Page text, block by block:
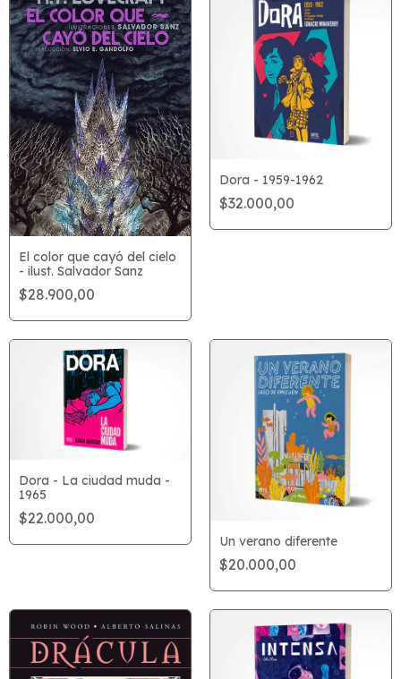
El color que cayó del cielo
- ilust. Salvador Sanz
$28.900,00
Dora - 1959-1962
$32.000,00
Dora - La ciudad muda -
1965
$22.000,00
Un verano diferente
$20.000,00